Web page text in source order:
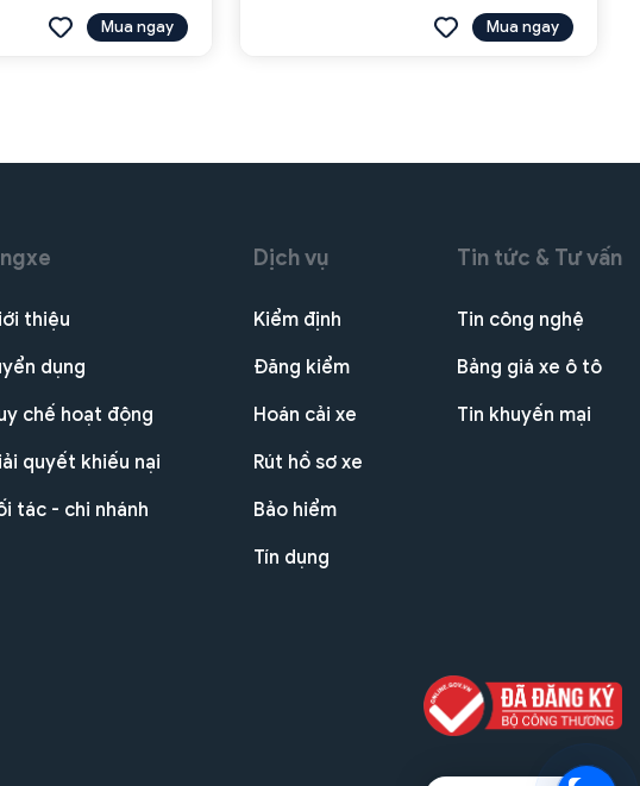
Mua ngay
Mua ngay
thiệu
dụng
chế hoạt động
quyết khiếu nại
tác - chi nhánh
Dịch vụ
Kiểm định
Đăng kiểm
Hoán cải xe
Rút hồ sơ xe
Bảo hiểm
Tín dụng
Tin tức & Tư vấn
Tin công nghệ
Bảng giá xe ô tô
Tin khuyến mại